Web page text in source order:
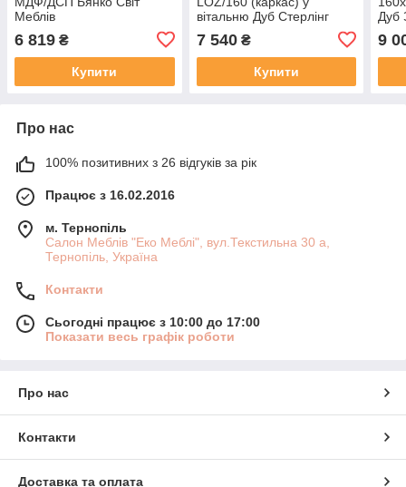
Меблів
6 819 ₴
Купити
вітальню Дуб Стерлінг
7 540₴
Купити
Дуб
9
Про нас
100% позитивних з 26 відгуків за рік
Працює з 16.02.2016
м. Тернопіль
Салон Меблів "Еко Меблі", вул.Текстильна 30 а,
Тернопіль, Україна
Контакти
Сьогодні працює з 10:00 до 17:00
Показати весь графік роботи
Про нас
Контакти
Доставка та оплата